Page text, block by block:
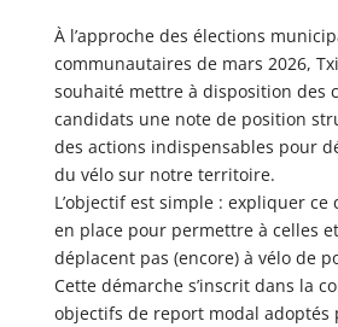
À l’approche des élections
communautaires de mars 2026,
souhaité mettre à disposition des
candidats une note de position
des actions indispensables pour
du vélo sur notre territoire.
L’objectif est simple : expliquer ce
en place pour permettre à celles
déplacent pas (encore) à vélo de
Cette démarche s’inscrit dans la
objectifs de report modal adoptés